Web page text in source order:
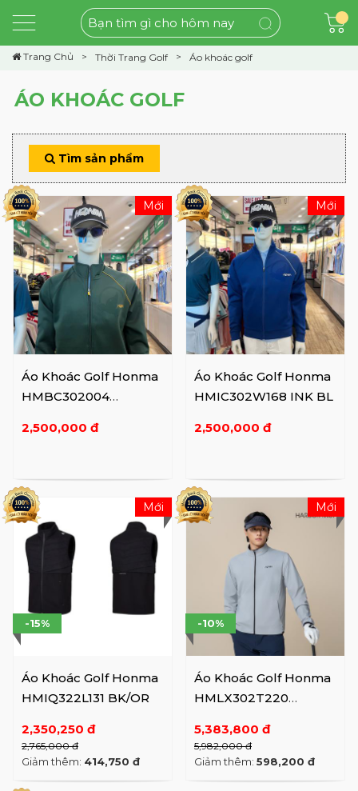
Trang Chủ Thời Trang Golf Áo khoác golf
ÁO KHOÁC GOLF
Tìm sản phẩm
Áo Khoác Golf Honma
HMBC302004
2,500,000 đ
Mới
Áo Khoác Golf Honma
HMIC302W168 INK BL
2,500,000 đ
Mới
Áo Khoác Golf Honma
HMIQ322L131 BK/OR
2,350,250 đ
2,765,000 đ
-15%
Giảm thêm: 414,750 đ
Mới
Áo Khoác Golf Honma
HMLX302T220
5,383,800 đ
5,982,000 đ
-10%
Giảm thêm: 598,200 đ
Mới